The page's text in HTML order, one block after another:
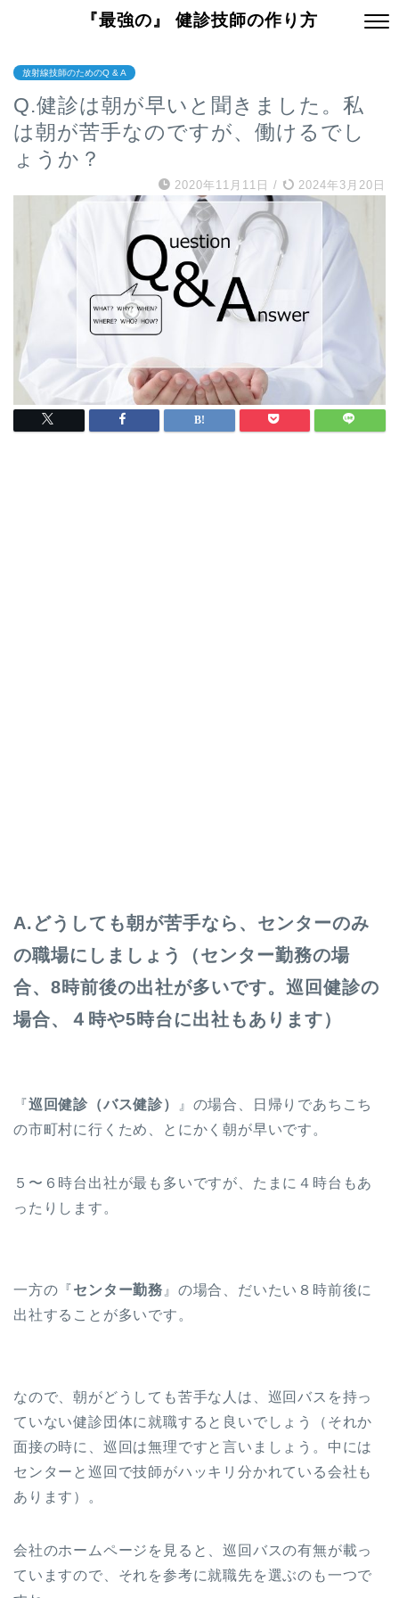
『最強の』 健診技師の作り方
放射線技師のためのQ & A
Q.健診は朝が早いと聞きました。私
は朝が苦手なのですが、働けるでし
ょうか？
2020年11月11日 / 2024年3月20日
A.どうしても朝が苦手なら、センターのみ
の職場にしましょう（センター勤務の場
合、8時前後の出社が多いです。 巡回健診の
場合、４時や5時台に出社もあります）
『巡回健診（バス健診）
』の場合、日帰りであちこち
の市町村に行くため、とにかく朝が早いです。
５〜６時台出社が最も多いですが、たまに４時台もあ
ったりします。
一方の『センター勤務 』の場合、だいたい８時前後に
出社することが多いです。
なので、朝がどうしても苦手な人は、巡回バスを持っ
ていない健診団体に就職すると良いでしょう（それか
面接の時に、巡回は無理ですと言いましょう。中には
センターと巡回で技師がハッキリ分かれている会社も
あります）。
会社のホームページを見ると、巡回バスの有無が載っ
ていますので、それを参考に就職先を選ぶのも一つで